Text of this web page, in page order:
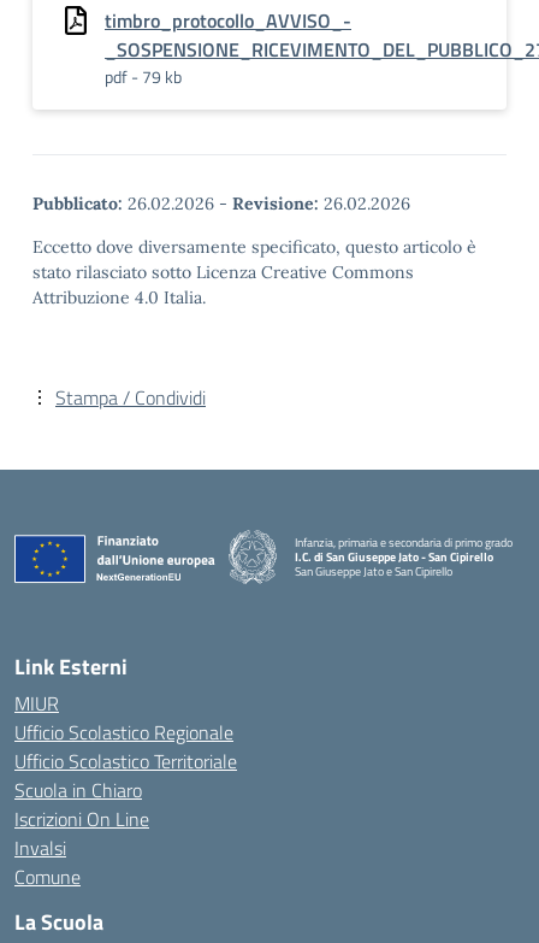
timbro_protocollo_AVVISO_-
pdf - 79 kb
Pubblicato: 26.02.2026 - Revisione: 26.02.2026
Eccetto dove diversamente specificato, questo articolo è
stato rilasciato sotto Licenza Creative Commons
Attribuzione 4.0 Italia.
Stampa / Condividi
Infanzia, primaria e secondaria di primo grado
I.C. di San Giuseppe Jato - San Cipirello
San Giuseppe Jato e San Cipirello
Link Esterni
MIUR
Ufficio Scolastico Regionale
Ufficio Scolastico Territoriale
Scuola in Chiaro
Iscrizioni On Line
Invalsi
Comune
La Scuola